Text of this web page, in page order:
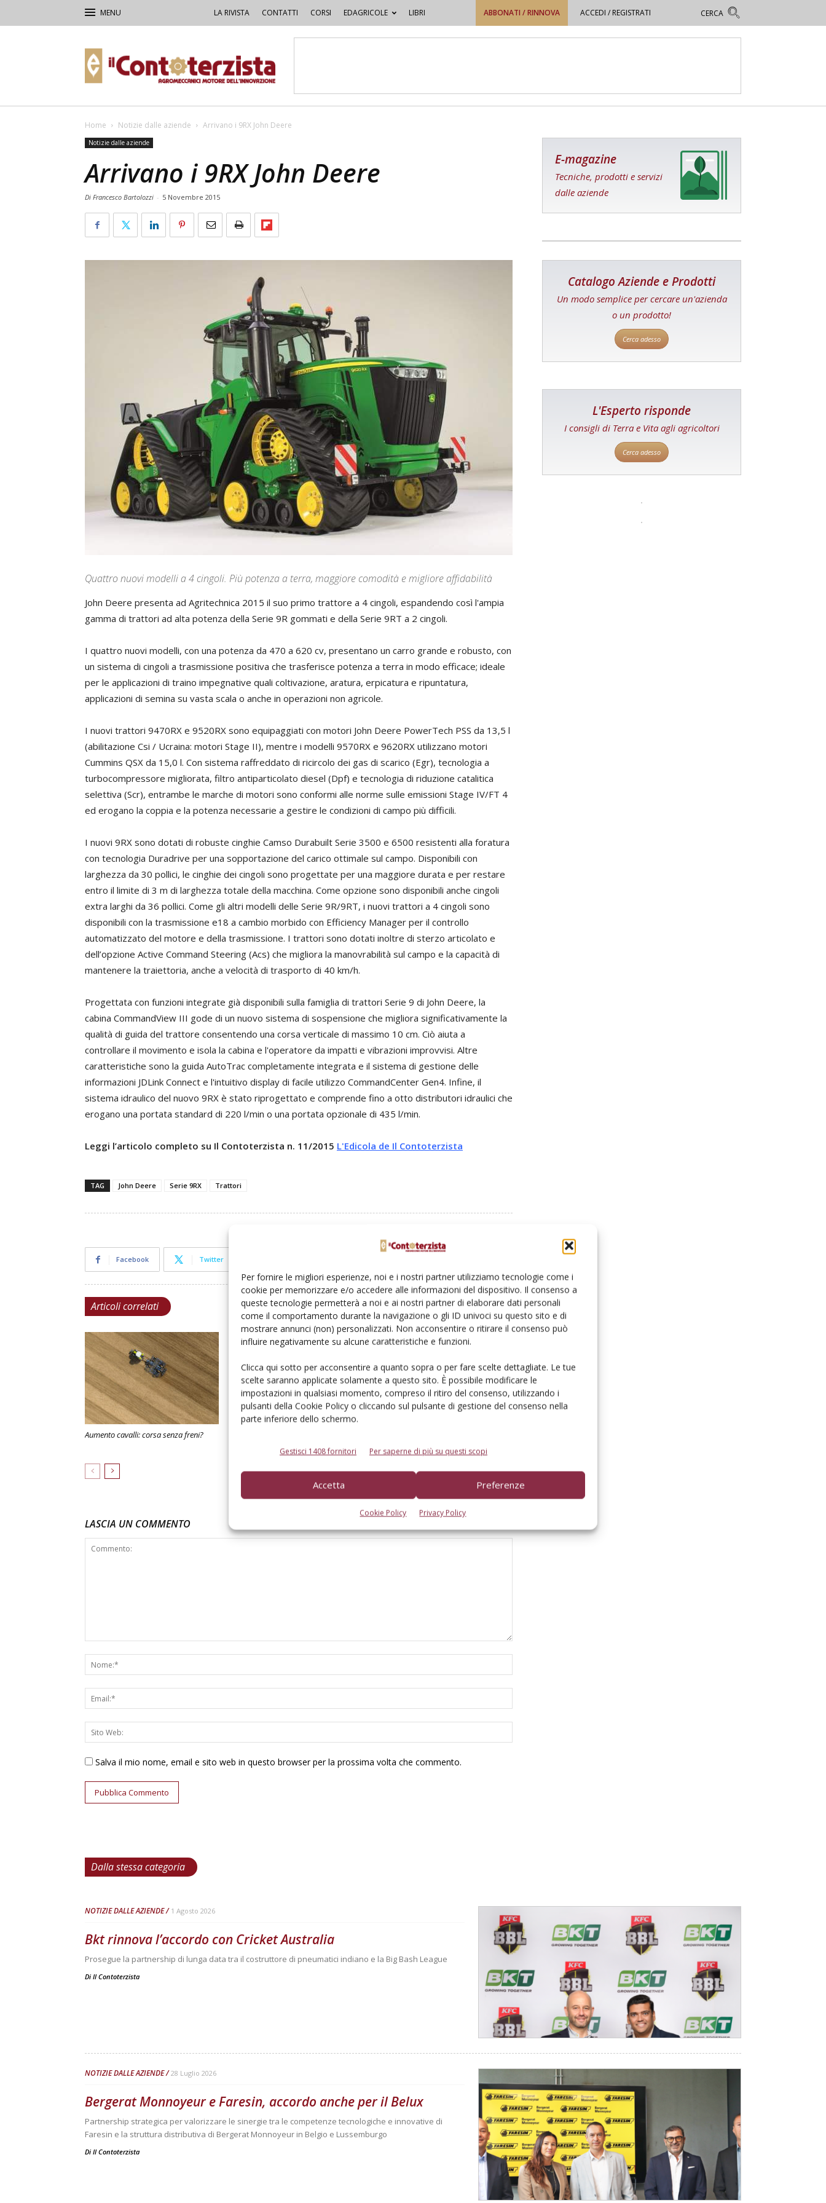
Per fornire le migliori esperienze, noi e i nostri partner utilizziamo tecnologie come i
cookie per memorizzare e/o accedere alle informazioni del dispositivo. Il consenso a
queste tecnologie permetterà a noi e ai nostri partner di elaborare dati personali
come il comportamento durante la navigazione o gli ID univoci su questo sito e di
mostrare annunci (non) personalizzati. Non acconsentire o ritirare il consenso può
influire negativamente su alcune caratteristiche e funzioni.
Clicca qui sotto per acconsentire a quanto sopra o per fare scelte dettagliate. Le tue
scelte saranno applicate solamente a questo sito. È possibile modificare le
impostazioni in qualsiasi momento, compreso il ritiro del consenso, utilizzando i
pulsanti della Cookie Policy o cliccando sul pulsante di gestione del consenso nella
parte inferiore dello schermo.
Gestisci 1408 fornitori Per saperne di più su questi scopi
Accetta Preferenze
Cookie Policy Privacy Policy
LA RIVISTA CONTATTI CORSI EDAGRICOLE LIBRI ABBONATI / RINNOVA ACCEDI / REGISTRATI
Contoterzista
Home Notizie dalle aziende Arrivano i 9RX John Deere
Notizie dalle aziende
Arrivano i 9RX John Deere
Di Francesco Bartolozzi - 5 Novembre 2015
Quattro nuovi modelli a 4 cingoli. Più potenza a terra, maggiore comodità e migliore affidabilità
John Deere presenta ad Agritechnica 2015 il suo primo trattore a 4 cingoli, espandendo così l'ampia
gamma di trattori ad alta potenza della Serie 9R gommati e della Serie 9RT a 2 cingoli.
I quattro nuovi modelli, con una potenza da 470 a 620 cv, presentano un carro grande e robusto, con
un sistema di cingoli a trasmissione positiva che trasferisce potenza a terra in modo efficace; ideale
per le applicazioni di traino impegnative quali coltivazione, aratura, erpicatura e ripuntatura,
applicazioni di semina su vasta scala o anche in operazioni non agricole.
I nuovi trattori 9470RX e 9520RX sono equipaggiati con motori John Deere PowerTech PSS da 13,5 l
(abilitazione Csi / Ucraina: motori Stage II), mentre i modelli 9570RX e 9620RX utilizzano motori
Cummins QSX da 15,0 l. Con sistema raffreddato di ricircolo dei gas di scarico (Egr), tecnologia a
turbocompressore migliorata, filtro antiparticolato diesel (Dpf) e tecnologia di riduzione catalitica
selettiva (Scr), entrambe le marche di motori sono conformi alle norme sulle emissioni Stage IV/FT 4
ed erogano la coppia e la potenza necessarie a gestire le condizioni di campo più difficili.
I nuovi 9RX sono dotati di robuste cinghie Camso Durabuilt Serie 3500 e 6500 resistenti alla foratura
con tecnologia Duradrive per una sopportazione del carico ottimale sul campo. Disponibili con
larghezza da 30 pollici, le cinghie dei cingoli sono progettate per una maggiore durata e per restare
entro il limite di 3 m di larghezza totale della macchina. Come opzione sono disponibili anche cingoli
extra larghi da 36 pollici. Come gli altri modelli delle Serie 9R/9RT, i nuovi trattori a 4 cingoli sono
disponibili con la trasmissione e18 a cambio morbido con Efficiency Manager per il controllo
automatizzato del motore e della trasmissione. I trattori sono dotati inoltre di sterzo articolato e
dell’opzione Active Command Steering (Acs) che migliora la manovrabilità sul campo e la capacità di
mantenere la traiettoria, anche a velocità di trasporto di 40 km/h.
Progettata con funzioni integrate già disponibili sulla famiglia di trattori Serie 9 di John Deere, la
cabina CommandView III gode di un nuovo sistema di sospensione che migliora significativamente la
qualità di guida del trattore consentendo una corsa verticale di massimo 10 cm. Ciò aiuta a
controllare il movimento e isola la cabina e l'operatore da impatti e vibrazioni improvvisi. Altre
caratteristiche sono la guida AutoTrac completamente integrata e il sistema di gestione delle
informazioni JDLink Connect e l'intuitivo display di facile utilizzo CommandCenter Gen4. Infine, il
sistema idraulico del nuovo 9RX è stato riprogettato e comprende fino a otto distributori idraulici che
erogano una portata standard di 220 l/min o una portata opzionale di 435 l/min.
Leggi l’articolo completo su Il Contoterzista n. 11/2015 L'Edicola de Il Contoterzista
TAG John Deere Serie 9RX Trattori
Facebook Twitter
Articoli correlati
Aumento cavalli: corsa senza freni?
ottimismo in Italia e in Europa
partnership strategica in Italia
LASCIA UN COMMENTO
Salva il mio nome, email e sito web in questo browser per la prossima volta che commento.
E-magazine
Tecniche, prodotti e servizi
dalle aziende
Catalogo Aziende e Prodotti
Un modo semplice per cercare un'azienda
o un prodotto!
Cerca adesso
L'Esperto risponde
I consigli di Terra e Vita agli agricoltori
Cerca adesso
Dalla stessa categoria
NOTIZIE DALLE AZIENDE 1 Agosto 2026
Bkt rinnova l’accordo con Cricket Australia
Prosegue la partnership di lunga data tra il costruttore di pneumatici indiano e la Big Bash League
Di Il Contoterzista
NOTIZIE DALLE AZIENDE 28 Luglio 2026
Bergerat Monnoyeur e Faresin, accordo anche per il Belux
Partnership strategica per valorizzare le sinergie tra le competenze tecnologiche e innovative di
Faresin e la struttura distributiva di Bergerat Monnoyeur in Belgio e Lussemburgo
Di Il Contoterzista